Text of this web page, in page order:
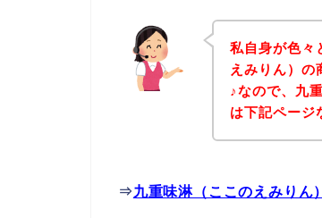
私自身が色々
えみりん）の
♪なので、九
は下記ページ
⇒九重味淋（ここのえみりん